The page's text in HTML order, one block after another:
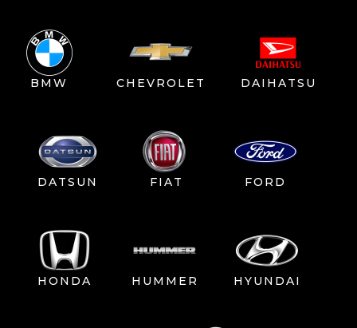
BMW CHEVROLET DAIHATSU
DATSUN FIAT FORD
HONDA HUMMER HYUNDAI